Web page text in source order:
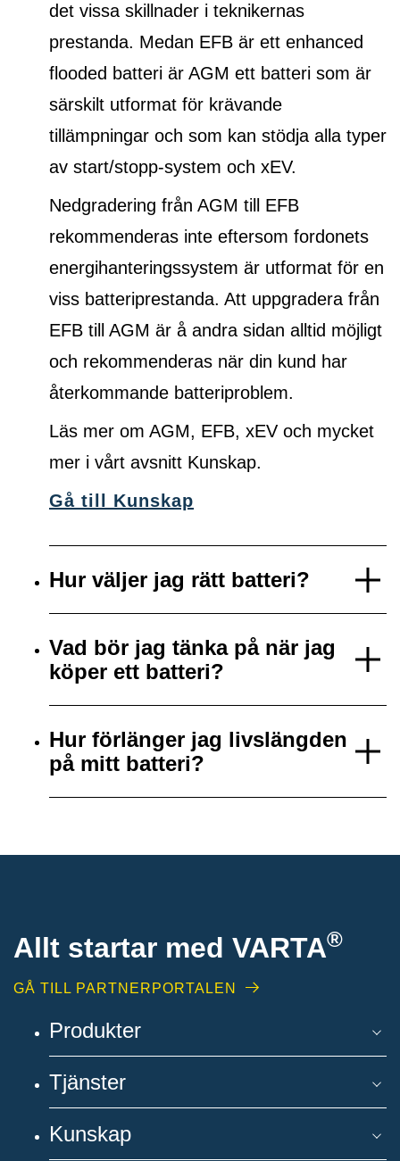
det vissa skillnader i teknikernas
prestanda. Medan EFB är ett enhanced
flooded batteri är AGM ett batteri som är
särskilt utformat för krävande
tillämpningar och som kan stödja alla typer
av start/stopp-system och xEV.
Nedgradering från AGM till EFB
rekommenderas inte eftersom fordonets
energihanteringssystem är utformat för en
viss batteriprestanda. Att uppgradera från
EFB till AGM är å andra sidan alltid möjligt
och rekommenderas när din kund har
återkommande batteriproblem.
Läs mer om AGM, EFB, xEV och mycket
mer i vårt avsnitt Kunskap.
Gå till Kunskap
Hur väljer jag rätt batteri?
Vad bör jag tänka på när jag
köper ett batteri?
Hur förlänger jag livslängden
på mitt batteri?
Allt startar med VARTA®
GÅ TILL PARTNERPORTALEN
Produkter
Tjänster
Kunskap